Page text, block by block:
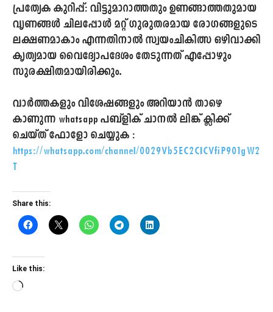
പ്രത്യേക കുറിപ്പ്: വിട്ടുമാറാത്തതും ഉണങ്ങാത്തതുമായ
വൃണങ്ങൾ ചിലപ്പോൾ മറ്റ് ഗുരുതരമായ രോഗങ്ങളുടെ
ലക്ഷണമാകാം എന്നതിനാൽ സ്വയംചികിത്സ ഒഴിവാക്കി
കൃത്യമായ വൈദ്യോപദേശം തേടുന്നത് എപ്പോഴും
സുരക്ഷിതമായിരിക്കും.
വാർത്തകളും വിശേഷങ്ങളും അറിയാൻ താഴെ
കാണുന്ന whatsapp പബ്ളിക് ചാനൽ ലിങ്ക് ക്ലിക്ക്
ചെയ്ത് ഫോളോ ചെയ്യുക :
https://whatsapp.com/channel/0029Vb5EC2CICVfiP901gW2
T
Share this:
Like this: